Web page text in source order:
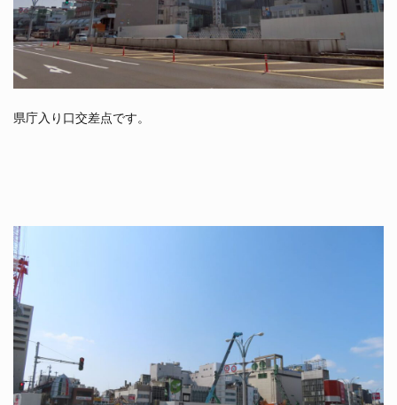
県庁入り口交差点です。